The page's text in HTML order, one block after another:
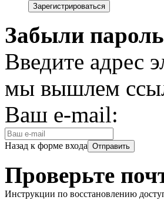
Забыли
Введите адрес
мы вышлем
Ваш e-mail:
Назад к форме входа
Проверьте
Инструкции по восстановлению